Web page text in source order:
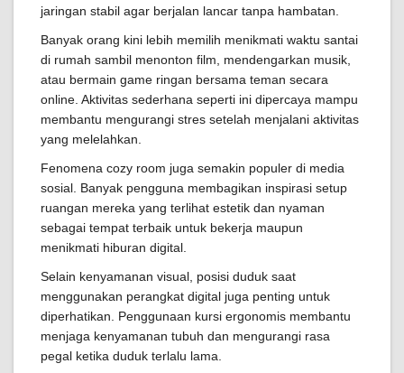
jaringan stabil agar berjalan lancar tanpa hambatan.
Banyak orang kini lebih memilih menikmati waktu santai
di rumah sambil menonton film, mendengarkan musik,
atau bermain game ringan bersama teman secara
online. Aktivitas sederhana seperti ini dipercaya mampu
membantu mengurangi stres setelah menjalani aktivitas
yang melelahkan.
Fenomena cozy room juga semakin populer di media
sosial. Banyak pengguna membagikan inspirasi setup
ruangan mereka yang terlihat estetik dan nyaman
sebagai tempat terbaik untuk bekerja maupun
menikmati hiburan digital.
Selain kenyamanan visual, posisi duduk saat
menggunakan perangkat digital juga penting untuk
diperhatikan. Penggunaan kursi ergonomis membantu
menjaga kenyamanan tubuh dan mengurangi rasa
pegal ketika duduk terlalu lama.